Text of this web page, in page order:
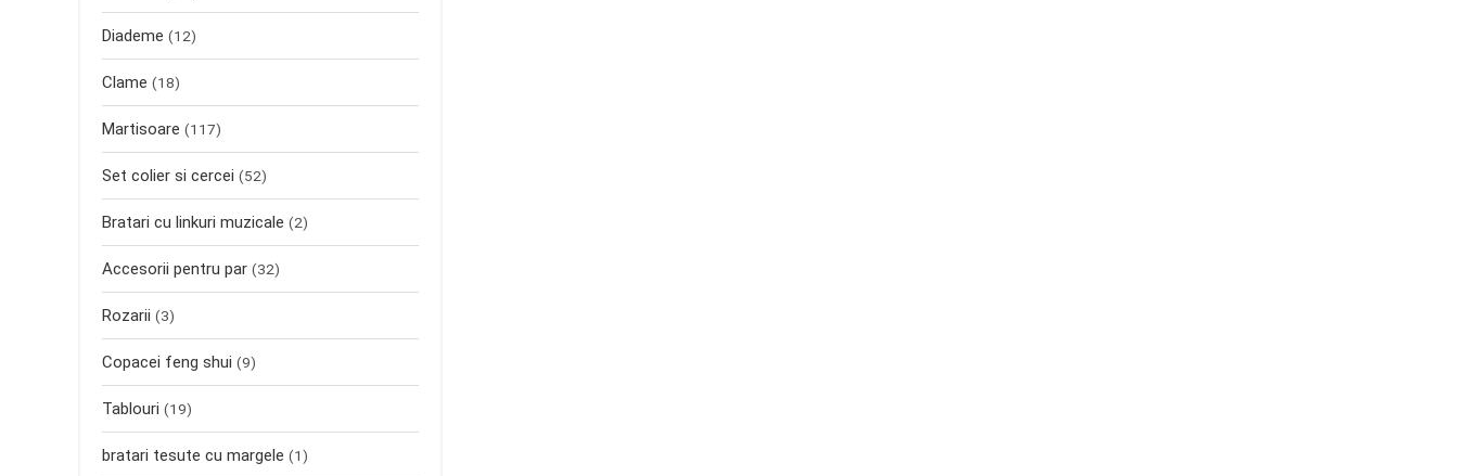
Diademe (12)
Clame (18)
Martisoare (117)
Set colier si cercei (52)
Bratari cu linkuri muzicale (2)
Accesorii pentru par (32)
Rozarii (3)
Copacei feng shui (9)
Tablouri (19)
bratari tesute cu margele (1)